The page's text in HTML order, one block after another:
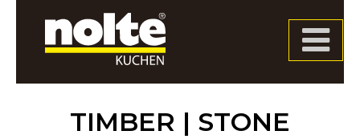
navigation
TIMBER | STONE